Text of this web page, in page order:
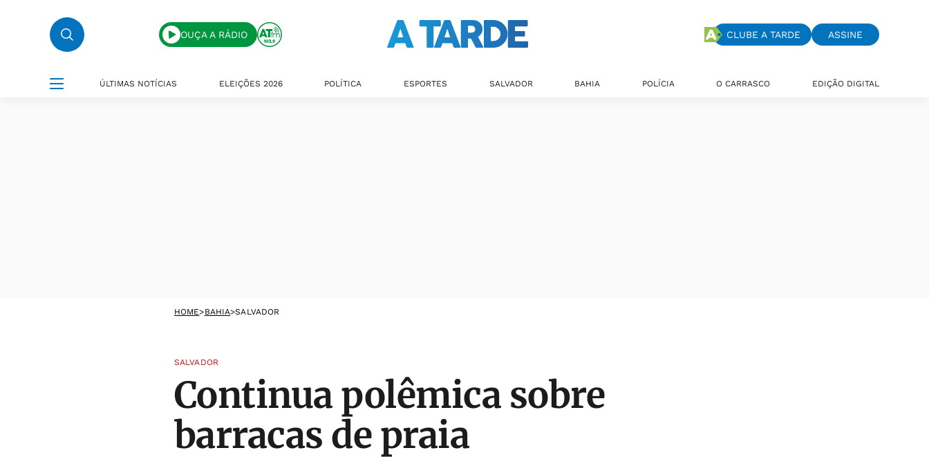
OUÇA A RÁDIO CLUBE A TARDE ASSINE
ÚLTIMAS NOTÍCIAS ELEIÇÕES 2026 POLÍTICA ESPORTES SALVADOR BAHIA POLÍCIA O CARRASCO EDIÇÃO DIGITAL
HOME>BAHIA>SALVADOR
SALVADOR
Continua polêmica sobre
barracas de praia